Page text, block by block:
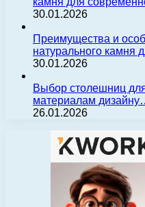
30.01.2026
Преимущества и
натурального
30.01.2026
Выбор столешниц
материалам
26.01.2026